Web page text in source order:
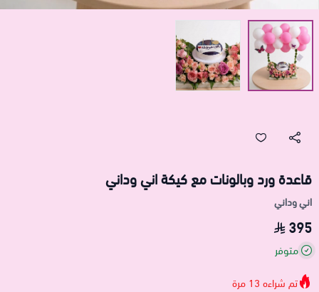
قاعدة ورد وبالونات مع كيكة اني وداني
اني وداني
395
متوفر
تم شراءه 13 مرة